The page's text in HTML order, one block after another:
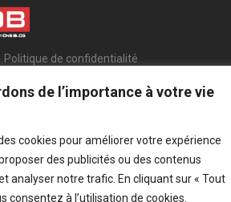
de l’importance à votre vie
cookies pour améliorer votre expérience
des publicités ou des contenus
analyser notre trafic. En cliquant sur « Tout
consentez à l’utilisation de cookies.
Politique de confidentialité